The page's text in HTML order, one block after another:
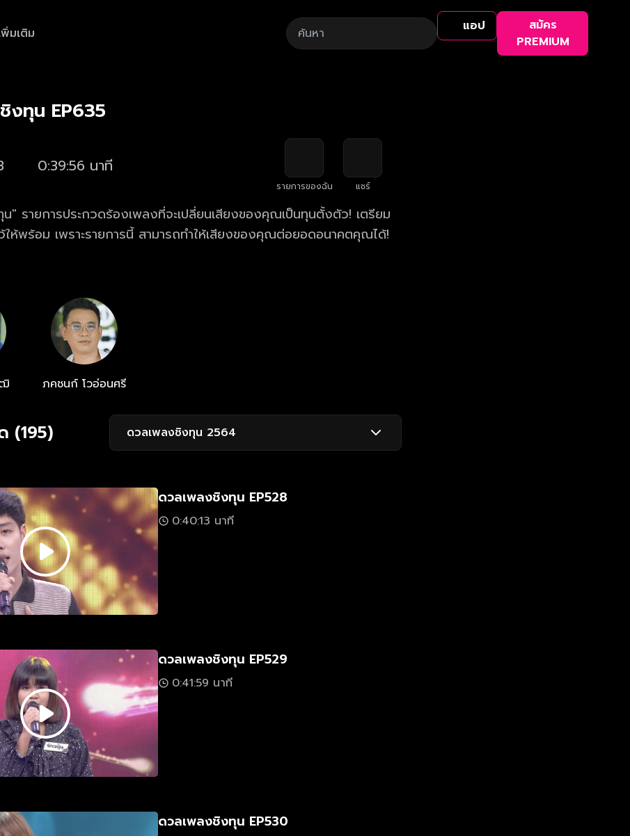
พิ่มเติม แอป
สมัคร
PREMIUM
งทุน EP635
0:39:56 นาที
รายการของฉัน แชร์
" รายการประกวดร้องเพลงที่จะเปลี่ยนเสียงของคุณเป็นทุนตั้งตัว! เตรียม
ห้พร้อม เพราะรายการนี้ สามารถทำให้เสียงของคุณต่อยอดอนาคตคุณได้!
ภคชนก์ โวอ่อนศรี
(195) ดวลเพลงชิงทุน 2564
ดวลเพลงชิงทุน EP528
0:40:13 นาที
ดวลเพลงชิงทุน EP529
0:41:59 นาที
ดวลเพลงชิงทุน EP530